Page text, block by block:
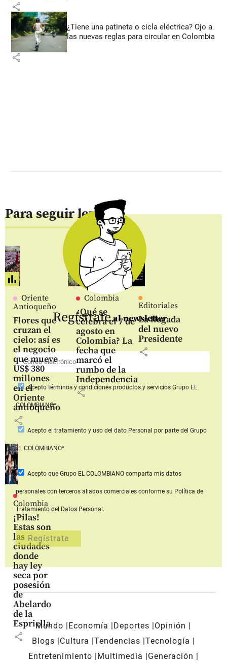
share
¿Tiene una patineta o cicla eléctrica? Ojo a
las nuevas reglas para circular en Colombia
share
Para seguir leyendo
Oriente
Antioqueño
Flores que
cruzan el
cielo: así es
el negocio
que mueve
US$ 380
millones
en el
Oriente
antioqueño
share
Colombia
¿Qué se
celebra el 7 de
agosto en
Colombia? La
fecha que
marcó el
rumbo de la
Independencia
share
Editoriales
La llegada
del nuevo
Presidente
share
Colombia
¡Pilas!
Estas son
las
ciudades
donde
hay ley
seca por
posesión
de
Abelardo
de la
Espriella
share
Regístrateal newsletter
Aceptotérminos y condiciones productos y serviciosGrupo EL
COLOMBIANO*
Acepto el tratamiento y uso del dato Personal por parte del Grupo
EL COLOMBIANO*
Acepto que Grupo EL COLOMBIANOcomparta mis datos
personales con terceros aliados comerciales conforme su Política de
Tratamiento del Datos Personal.
Mundo Economía Deportes
Opinión
Blogs
Cultura Tendencias Tecnología
Entretenimiento
Multimedia
Generación